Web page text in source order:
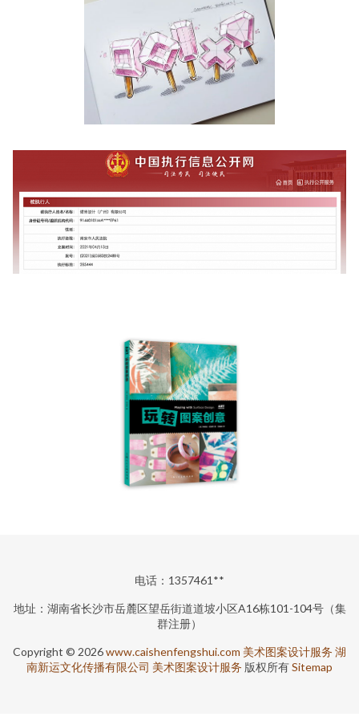
电话：1357461**
地址：湖南省长沙市岳麓区望岳街道道坡小区A16栋101-104号（集
群注册）
Copyright © 2026www.caishenfengshui.com 美术图案设计服务 湖
南新运文化传播有限公司 美术图案设计服务 版权所有Sitemap